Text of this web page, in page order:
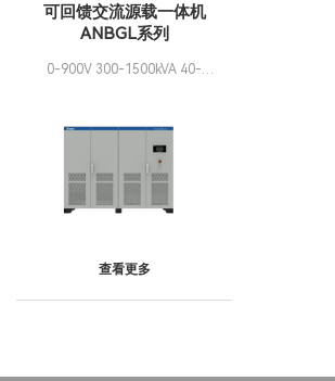
可回馈交流源载一体机
ANBGL系列
0-900V 300-1500kVA 40-
查看更多